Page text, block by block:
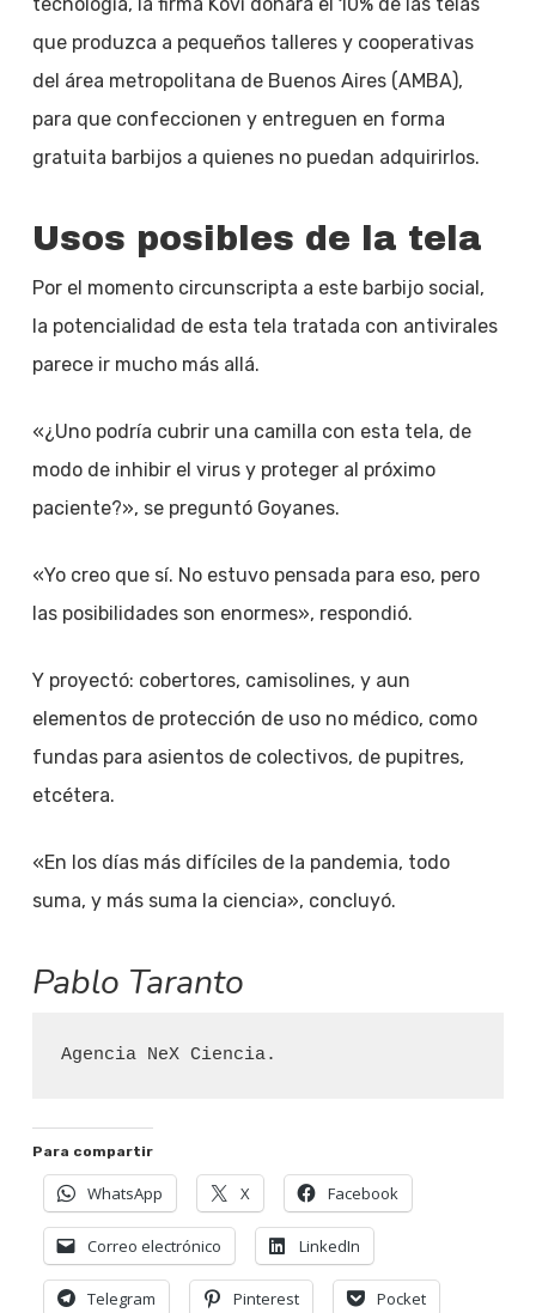
que produzca a pequeños talleres y cooperativas
del área metropolitana de Buenos Aires (AMBA),
para que confeccionen y entreguen en forma
gratuita barbijos a quienes no puedan adquirirlos.
Usos posibles de la tela
Por el momento circunscripta a este barbijo social,
la potencialidad de esta tela tratada con antivirales
parece ir mucho más allá.
«¿Uno podría cubrir una camilla con esta tela, de
modo de inhibir el virus y proteger al próximo
paciente?», se preguntó Goyanes.
«Yo creo que sí. No estuvo pensada para eso, pero
las posibilidades son enormes», respondió.
Y proyectó: cobertores, camisolines, y aun
elementos de protección de uso no médico, como
fundas para asientos de colectivos, de pupitres,
etcétera.
«En los días más difíciles de la pandemia, todo
suma, y más suma la ciencia», concluyó.
Pablo Taranto
Agencia NeX Ciencia.
Para compartir
WhatsApp X Facebook
Correo electrónico LinkedIn
Telegram Pinterest Pocket